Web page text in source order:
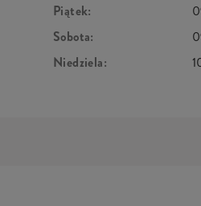
Piątek:
Sobota:
Niedziela: